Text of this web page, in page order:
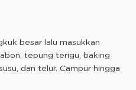
besar lalu masukkan
tepung terigu, baking
dan telur. Campur hingga